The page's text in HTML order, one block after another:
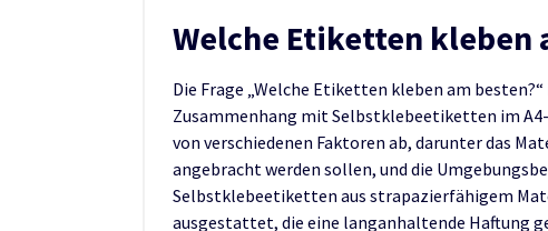
Welche Etiketten kleben
Die Frage „Welche Etiketten kleben am
Zusammenhang mit Selbstklebeetiketten im
von verschiedenen Faktoren ab, darunter das
angebracht werden sollen, und die
Selbstklebeetiketten aus strapazierfähigem
ausgestattet, die eine langanhaltende Haftung